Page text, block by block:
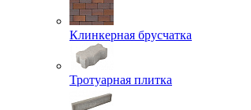
Клинкерная брусчатка
Тротуарная плитка